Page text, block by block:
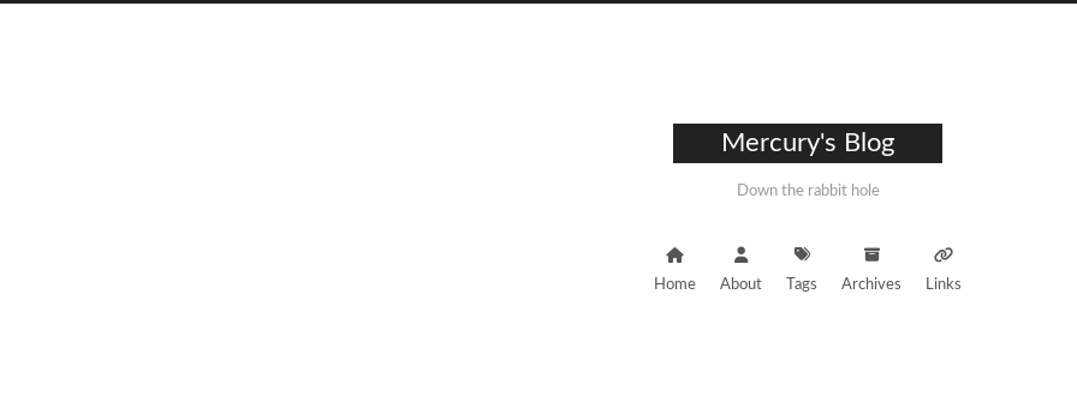
Mercury's Blog
Down the rabbit hole
Home About Tags Archives Links